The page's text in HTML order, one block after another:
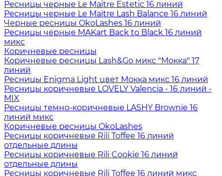
Ресницы черные Le Maitre Estetic 16 линий
Ресницы черные Le Maitre Lash Balance 16 линий
Черные ресницы OkoLashes 16 линий
Ресницы черные MAKart Back to Black 16 линий
микс
Коричневые ресницы
Коричневые ресницы Lash&Go микс "Мокка" 17
линий
Ресницы Enigma Light цвет Мокка микс 16 линий
Ресницы коричневые LOVELY Valencia - 16 линий -
MIX
Ресницы темно-коричневые LASHY Brownie 16
линий микс
Коричневые ресницы OkoLashes
Ресницы коричневые Rili Toffee 16 линий
отдельные длины
Ресницы коричневые Rili Cookie 16 линий
отдельные длины
Ресницы коричневые Rili Toffee 16 линий микс